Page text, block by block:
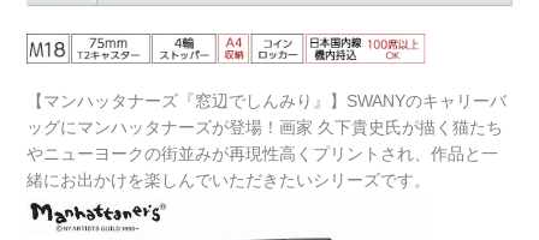
【マンハッタナーズ『窓辺でしんみり』】SWANYのキャリーバ
ッグにマンハッタナーズが登場！画家 久下貴史氏が描く猫たち
やニューヨークの街並みが再現性高くプリントされ、作品と一
緒にお出かけを楽しんでいただきたいシリーズです。